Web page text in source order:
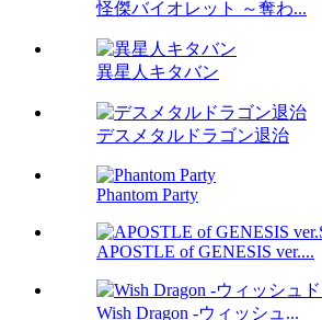
怪傑バイオレット ～奪わ...
異星人キタバン
デスメタルドラゴン退治
Phantom Party
APOSTLE of GENESIS ver....
Wish Dragon -ウィッシュ...